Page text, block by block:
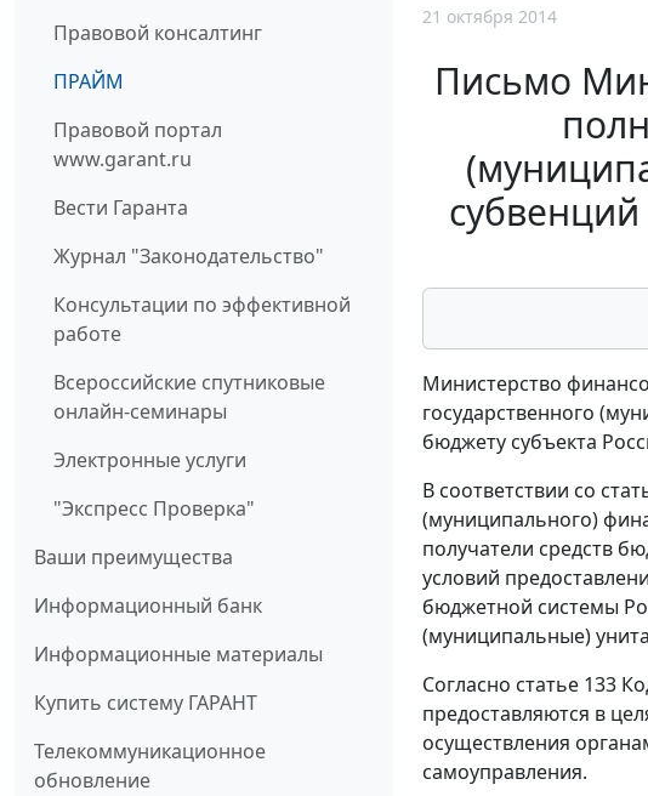
Правовой консалтинг
ПРАЙМ
Правовой портал
www.garant.ru
Вести Гаранта
Журнал "Законодательство"
Консультации по эффективной
работе
Всероссийские спутниковые
онлайн-семинары
Электронные услуги
"Экспресс Проверка"
Ваши преимущества
Информационный банк
Информационные материалы
Купить систему ГАРАНТ
Телекоммуникационное
обновление
21 октября 2014
Письмо
Министерство
государственного
бюджету субъекта
В соответствии со
(муниципального)
получатели средств
условий
бюджетной системы
(муниципальные)
Согласно статье 133
предоставляются в
осуществления
самоуправления.